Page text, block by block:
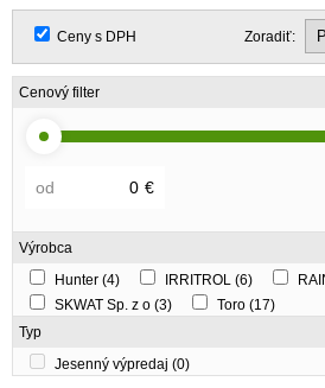
Ceny s DPH Zoradiť:
Cenový filter
od €
Výrobca
Hunter (4) IRRITROL (6)
SKWAT Sp. z o (3) Toro (17)
Typ
Jesenný výpredaj (0)